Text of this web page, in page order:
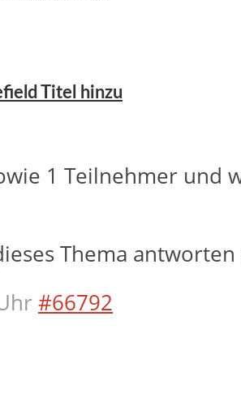
Titel hinzu
1 Teilnehmer und
Thema
#66792